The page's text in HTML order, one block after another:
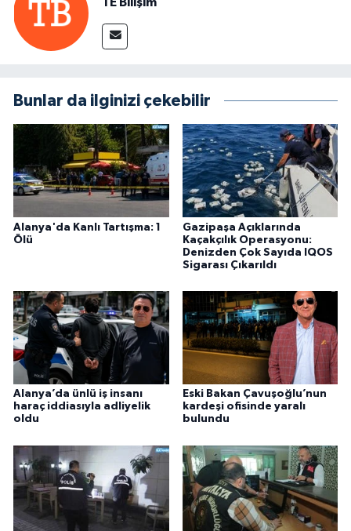
Bunlar da ilginizi çekebilir
Alanya'da Kanlı Tartışma: 1
Ölü
Gazipaşa Açıklarında
Kaçakçılık Operasyonu:
Denizden Çok Sayıda IQOS
Sigarası Çıkarıldı
Alanya’da ünlü iş insanı
haraç iddiasıyla adliyelik
oldu
Eski Bakan Çavuşoğlu’nun
kardeşi ofisinde yaralı
bulundu